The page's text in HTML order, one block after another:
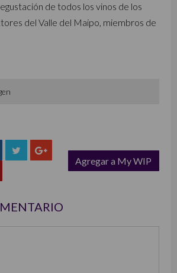
de todos los vinos de los
del Valle del Maipo, miembros de
Agregar a My WIP